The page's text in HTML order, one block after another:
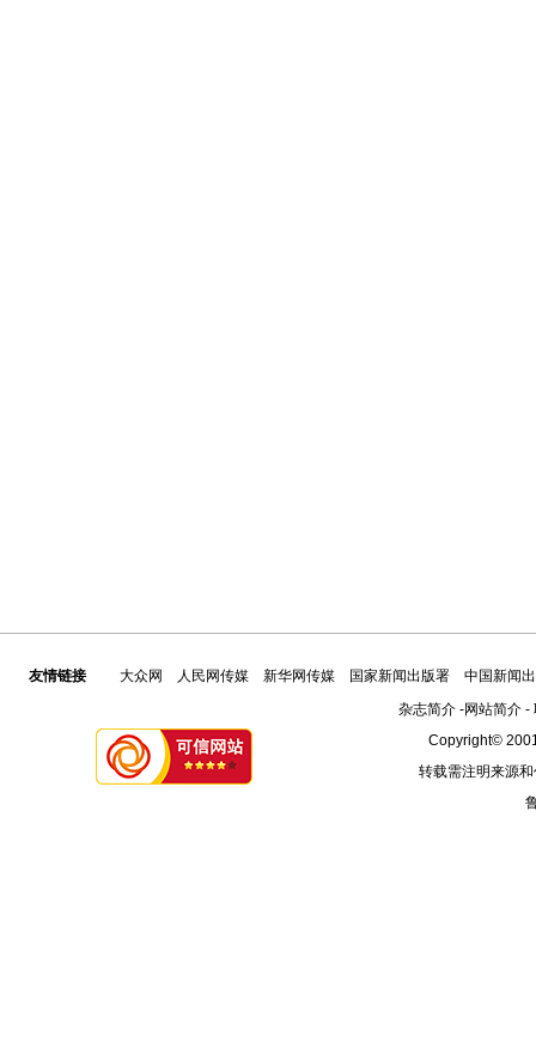
友情链接 大众网 人民网传媒 新华网传媒 国家新闻出版署
中国新闻
杂志简介-网站简介-
Copyright©
转载需注明来源